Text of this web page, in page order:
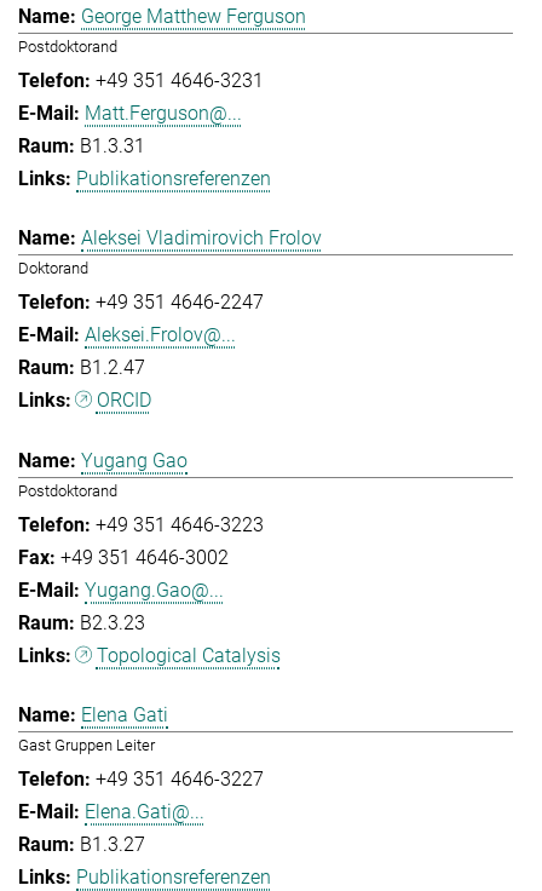
George Matthew Ferguson
Postdoktorand
+49 351 4646-3231
Matt.Ferguson@...
B1.3.31
Publikationsreferenzen
Aleksei Vladimirovich Frolov
Doktorand
+49 351 4646-2247
Aleksei.Frolov@...
B1.2.47
ORCID
Yugang Gao
Postdoktorand
+49 351 4646-3223
+49 351 4646-3002
Yugang.Gao@...
B2.3.23
Topological Catalysis
Elena Gati
Gast Gruppen Leiter
+49 351 4646-3227
Elena.Gati@...
B1.3.27
Publikationsreferenzen